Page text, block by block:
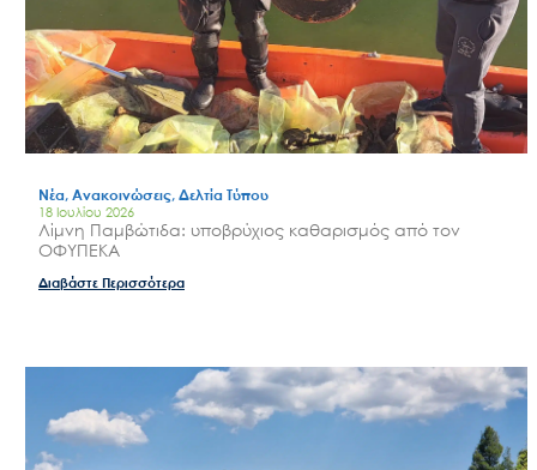
Νέα, Ανακοινώσεις, Δελτία Τύπου
18 Ιουλίου 2026
Λίμνη Παμβώτιδα: υποβρύχιος καθαρισμός από τον
ΟΦΥΠΕΚΑ
Διαβάστε Περισσότερα